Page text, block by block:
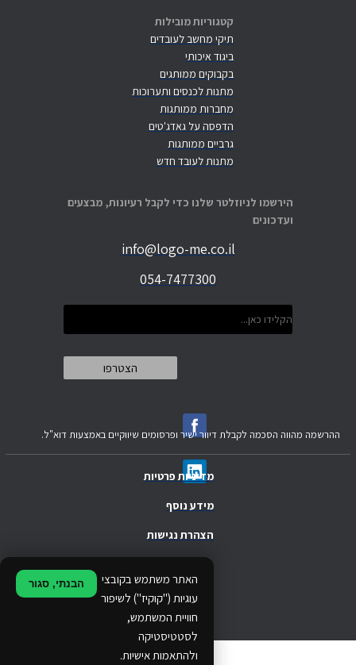
קטגוריות מובילות
תיקי מחשב לעובדים
ביגוד איכותי
בקבוקים ממותגים
מתנות לכנסים ותערוכות
מחברות ממותגות
הדפסה על גאדג'טים
גרביים ממותגות
מתנות לעובד חדש
הירשמו לניוזלטר שלנו כדי לקבל רעיונות, מבצעים
ועדכונים
info@logo-me.co.il
054-7477300
מדיניות פרטיות
האתר משתמש בקובצי
עוגיות ("קוקיז") לשיפור
חוויית המשתמש,
לסטטיסטיקה
ולהתאמות אישיות.
הבנתי, סגור
מידע נוסף
.
הצהרת נגישות
ההרשמה מהווה הסכמה לקבלת דיוור ישיר ופרסומים שיווקיים באמצעות דוא"ל.
© 2024 Ethos Business. All rights reserved.